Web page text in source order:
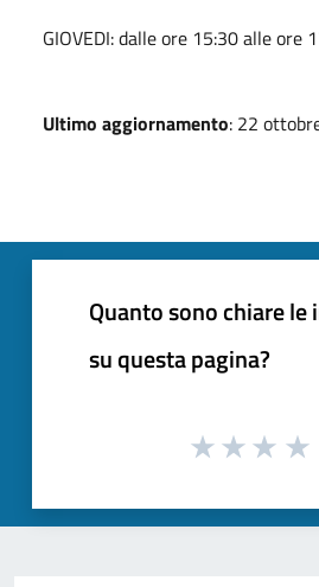
GIOVEDI: dalle ore 15:30 alle ore
Ultimo aggiornamento: 22
Quanto sono chiare
su questa pagina?